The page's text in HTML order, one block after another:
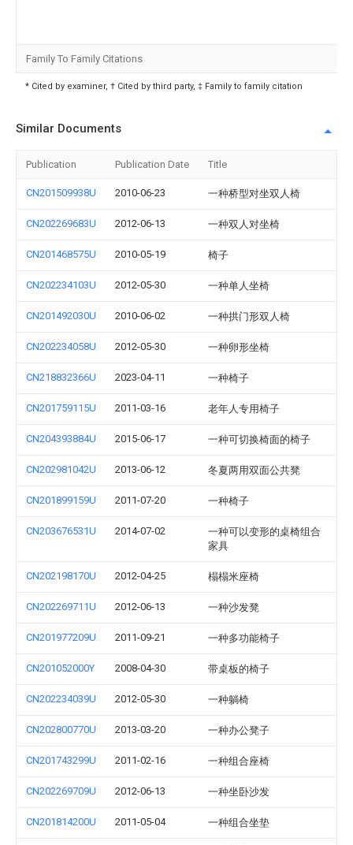
Family To Family Citations
* Cited by examiner, † Cited by third party, ‡ Family to family citation
Similar Documents
Publication Publication Date Title
CN201509938U 2010-06-23 一种桥型对坐双人椅
CN202269683U 2012-06-13 一种双人对坐椅
CN201468575U 2010-05-19 椅子
CN202234103U 2012-05-30 一种单人坐椅
CN201492030U 2010-06-02 一种拱门形双人椅
CN202234058U 2012-05-30 一种卵形坐椅
CN218832366U 2023-04-11 一种椅子
CN201759115U 2011-03-16 老年人专用椅子
CN204393884U 2015-06-17 一种可切换椅面的椅子
CN202981042U 2013-06-12 冬夏两用双面公共凳
CN201899159U 2011-07-20 一种椅子
CN203676531U 2014-07-02
一种可以变形的桌椅组合
家具
CN202198170U 2012-04-25 榻榻米座椅
CN202269711U 2012-06-13 一种沙发凳
CN201977209U 2011-09-21 一种多功能椅子
CN201052000Y 2008-04-30 带桌板的椅子
CN202234039U 2012-05-30 一种躺椅
CN202800770U 2013-03-20 一种办公凳子
CN201743299U 2011-02-16 一种组合座椅
CN202269709U 2012-06-13 一种坐卧沙发
CN201814200U 2011-05-04 一种组合坐垫